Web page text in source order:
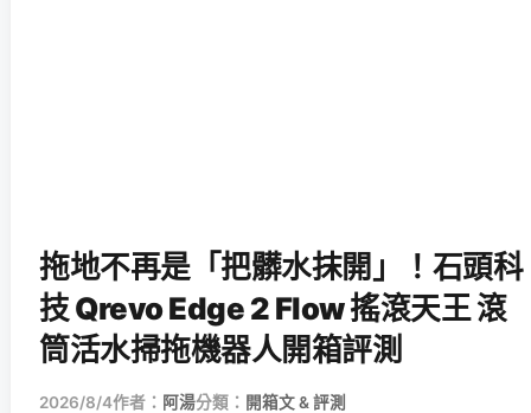
拖地不再是「把髒水抹開」！石頭科
技 Qrevo Edge 2 Flow 搖滾天王 滾
筒活水掃拖機器人開箱評測
2026/8/4作者： 阿湯分類： 開箱文 & 評測